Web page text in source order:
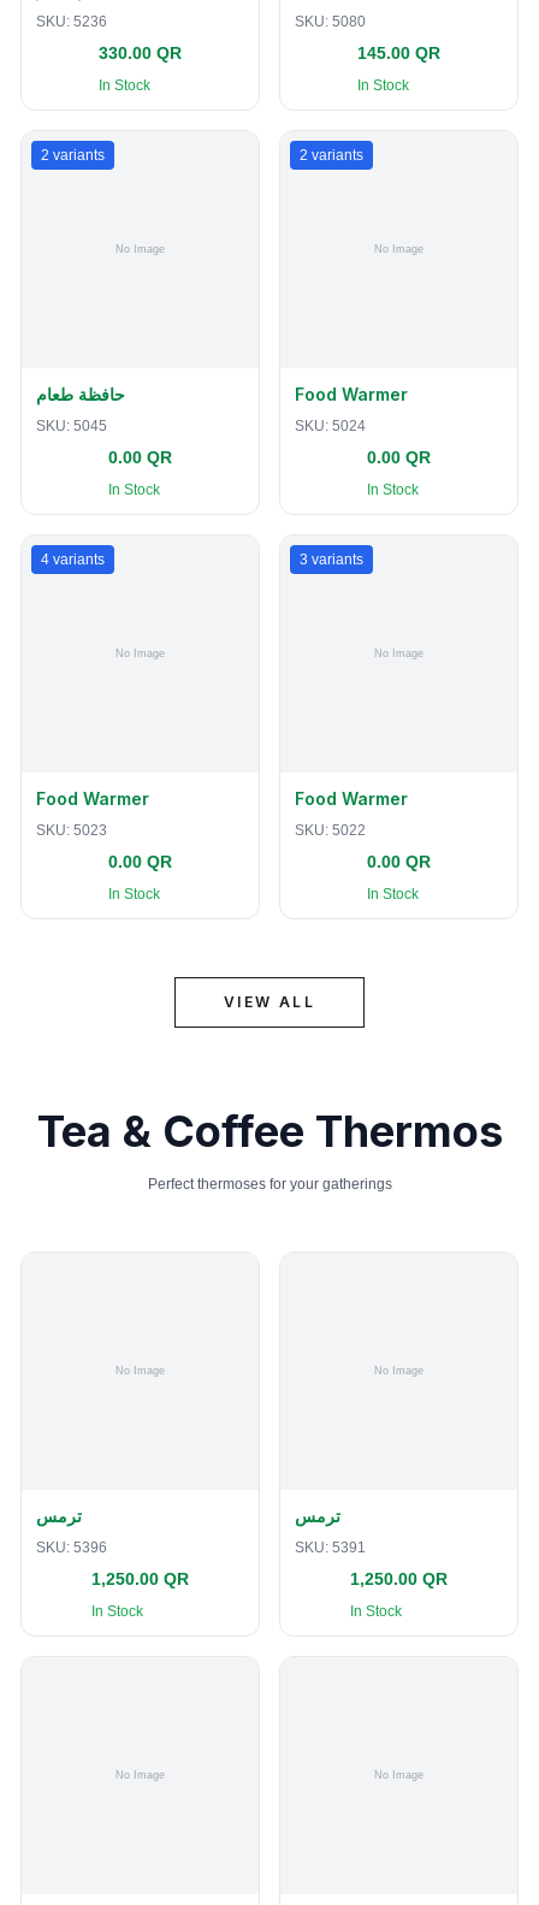
SKU: 5236
330.00 QR
In Stock
SKU: 5080
145.00 QR
In Stock
2 variants
حافظة طعام
SKU: 5045
0.00 QR
In Stock
2 variants
Food Warmer
SKU: 5024
0.00 QR
In Stock
4 variants
Food Warmer
SKU: 5023
0.00 QR
In Stock
3 variants
Food Warmer
SKU: 5022
0.00 QR
In Stock
VIEW ALL
Tea & Coffee Thermos
Perfect thermoses for your gatherings
ترمس
SKU: 5396
1,250.00 QR
In Stock
ترمس
SKU: 5391
1,250.00 QR
In Stock